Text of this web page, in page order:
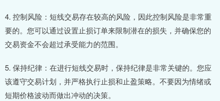
4. 控制风险：短线交易存在较高的风险，因此控制风险是非常重
要的。您可以通过设置止损订单来限制潜在的损失，并确保您的
交易资金不会超过承受能力的范围。
5. 保持纪律：在进行短线交易时，保持纪律是非常关键的。您应
该遵守交易计划，并严格执行止损和止盈策略。不要因为情绪或
短期价格波动而做出冲动的决策。